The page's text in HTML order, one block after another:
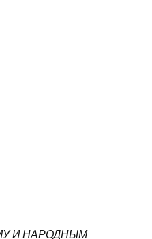
И НАРОДНЫМ